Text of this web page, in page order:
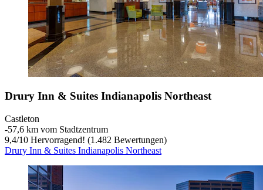
Drury Inn & Suites Indianapolis Northeast
Castleton
‐57,6 km vom Stadtzentrum
9,4/10 Hervorragend! (1.482 Bewertungen)
Drury Inn & Suites Indianapolis Northeast